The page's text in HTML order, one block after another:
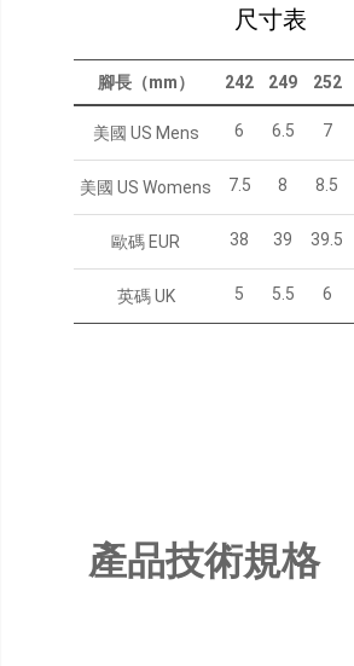
尺寸表
腳長（mm） 242 249 252
美國 US Mens 6 6.5 7
美國 US Womens 7.5 8 8.5
歐碼 EUR 38 39 39.5
英碼 UK 5 5.5 6
產品技術規格